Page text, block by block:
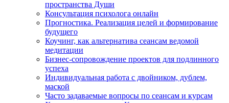
пространства Души
Консультация психолога онлайн
Прогностика. Реализация целей и формирование
будущего
Коучинг, как альтернатива сеансам ведомой
медитации
Бизнес-сопровождение проектов для подлинного
успеха
Индивидуальная работа с двойником, дублем,
маской
Часто задаваемые вопросы по сеансам и курсам